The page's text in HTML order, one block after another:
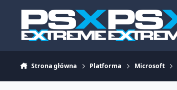
Strona główna Platforma Microsoft